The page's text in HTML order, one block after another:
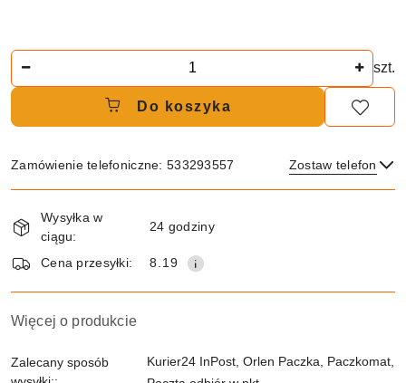
szt.
Do koszyka
Zamówienie telefoniczne: 533293557 Zostaw telefon
Dostępność
i
dostawa
Wysyłka w
ciągu:
24 godziny
Cena przesyłki: 8.19
Więcej o produkcie
Zalecany sposób
Kurier24 InPost, Orlen Paczka, Paczkomat,